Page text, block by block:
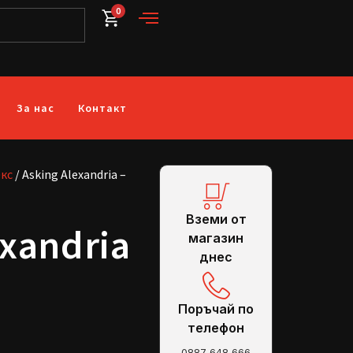
0
За нас Контакт
/ Asking Alexandria –
Вземи от
магазин
днес
Поръчай по
телефон